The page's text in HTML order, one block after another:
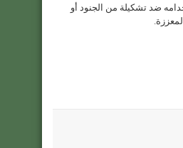
ضد تشكيلة من الجنود أو